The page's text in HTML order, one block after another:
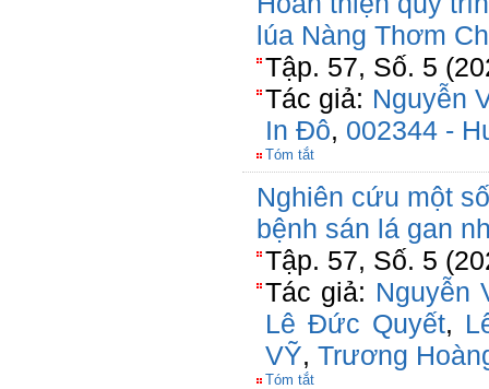
lúa Nàng Thơm
Tập. 57, Số. 5
Tác giả: Nguyễn
In Đô, 002344 -
Tóm tắt
Nghiên cứu một
bệnh sán lá gan
Tập. 57, Số. 5
Tác giả: Nguyễn
Lê Đức Quyết,
VỸ, Trương
Tóm tắt